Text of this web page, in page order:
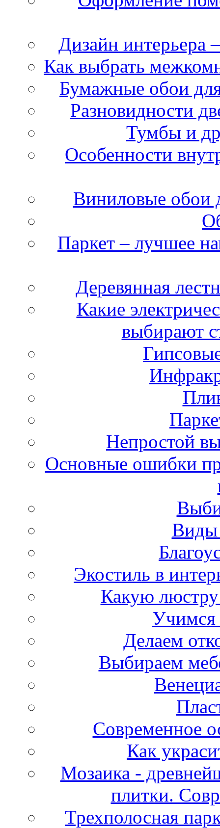
Дизайн интерьера
Как выбрать
Бумажные обои
Разновидности
Тумбы и
Особенности
Виниловые обои
Паркет – лучшее
Деревянная
Какие
выбирают
Непростой
Основные ошибки
Виды
Экостиль в
Какую
Учимся
Делаем
Выбираем
Современное
Как
Мозаика -
плитки.
Трехполосная